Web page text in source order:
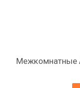
Межкомнатные